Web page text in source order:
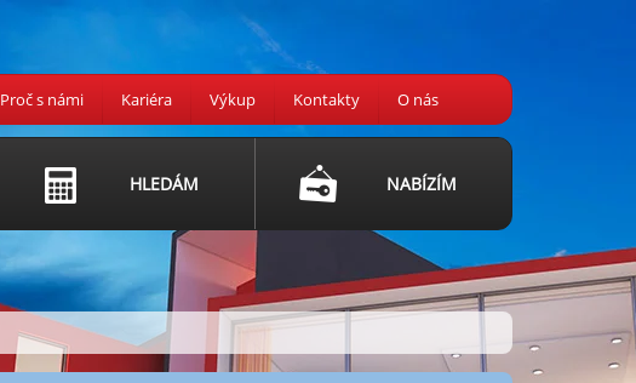
Proč s námi Kariéra Výkup Kontakty O nás
HLEDÁM NABÍZÍM